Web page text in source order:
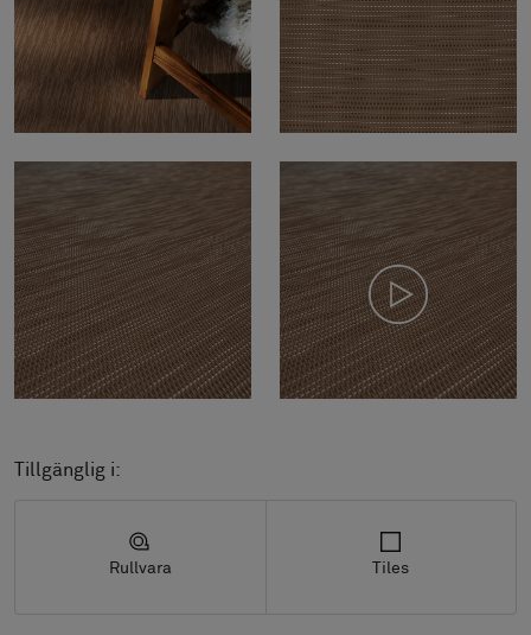
Tillgänglig i:
Rullvara Tiles